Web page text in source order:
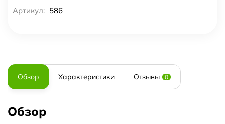
Артикул: 586
Обзор Характеристики Отзывы 0
Обзор